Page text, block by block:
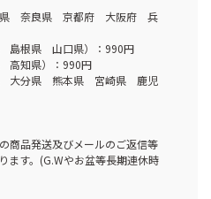
県 奈良県 京都府 大阪府 兵
根県 山口県）：990円
知県）：990円
大分県 熊本県 宮崎県 鹿児
商品発送及びメールのご返信等
ます。(G.Wやお盆等長期連休時